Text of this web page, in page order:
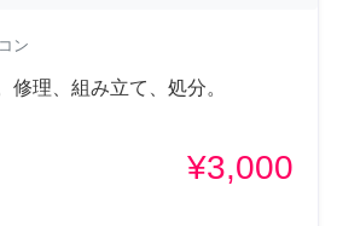
ン
修理、組み立て、処分。
¥3,000